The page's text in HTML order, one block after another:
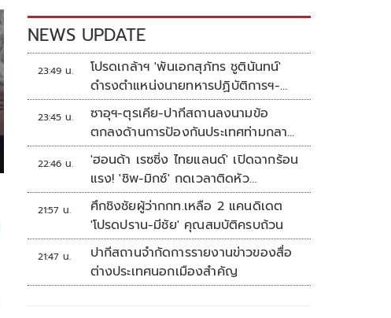
NEWS UPDATE
23:49 น.
โปรดเกล้าฯ 'พันเอกสุภัทร ชูตินันทน์'
ดำรงตำแหน่งนายทหารปฏิบัติการฯ-
พระราชทานยศ 'พลตรี'
23:45 น.
ซาอุฯ-ตุรเคีย-ปากีสถานลงนามข้อ
ตกลงด้านการป้องกันประเทศท่ามกลาง
สงครามในภูมิภาค
22:46 น.
'ฮอนด้า เรซซิ่ง ไทยแลนด์' เปิดฉากร้อน
แรง! 'ชิพ-มิกซ์' กดเวลาติดหัว
แถว ARRC สนาม 4 ที่มัลดาลิกา
21:57 น.
ศึกชิงชัยผู้ว่ากกท.เหลือ 2 แคนดิเดต
'โปรดปราน-มีชัย' คุณสมบัติครบถ้วน
21:47 น.
ปากีสถานจำกัดการรายงานข่าวของสื่อ
ต่างประเทศนอกเมืองสำคัญ